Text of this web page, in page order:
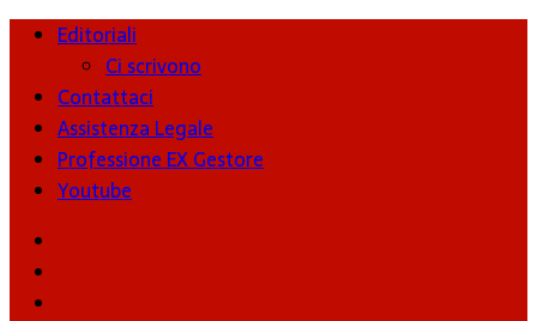
Editoriali
Ci scrivono
Contattaci
Assistenza Legale
Professione EX Gestore
Youtube